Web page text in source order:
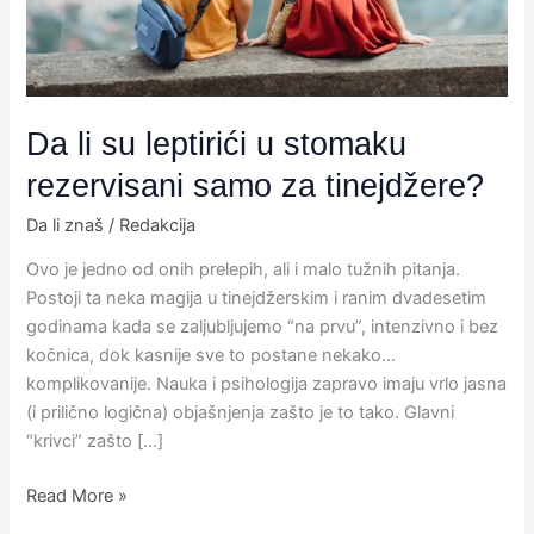
Da li su leptirići u stomaku
rezervisani samo za tinejdžere?
Da li znaš / Redakcija
Ovo je jedno od onih prelepih, ali i malo tužnih pitanja.
Postoji ta neka magija u tinejdžerskim i ranim dvadesetim
godinama kada se zaljubljujemo “na prvu”, intenzivno i bez
kočnica, dok kasnije sve to postane nekako…
komplikovanije. Nauka i psihologija zapravo imaju vrlo jasna
(i prilično logična) objašnjenja zašto je to tako. Glavni
“krivci” zašto […]
rezervisani
samo
za
tinejdžere?
Read More »